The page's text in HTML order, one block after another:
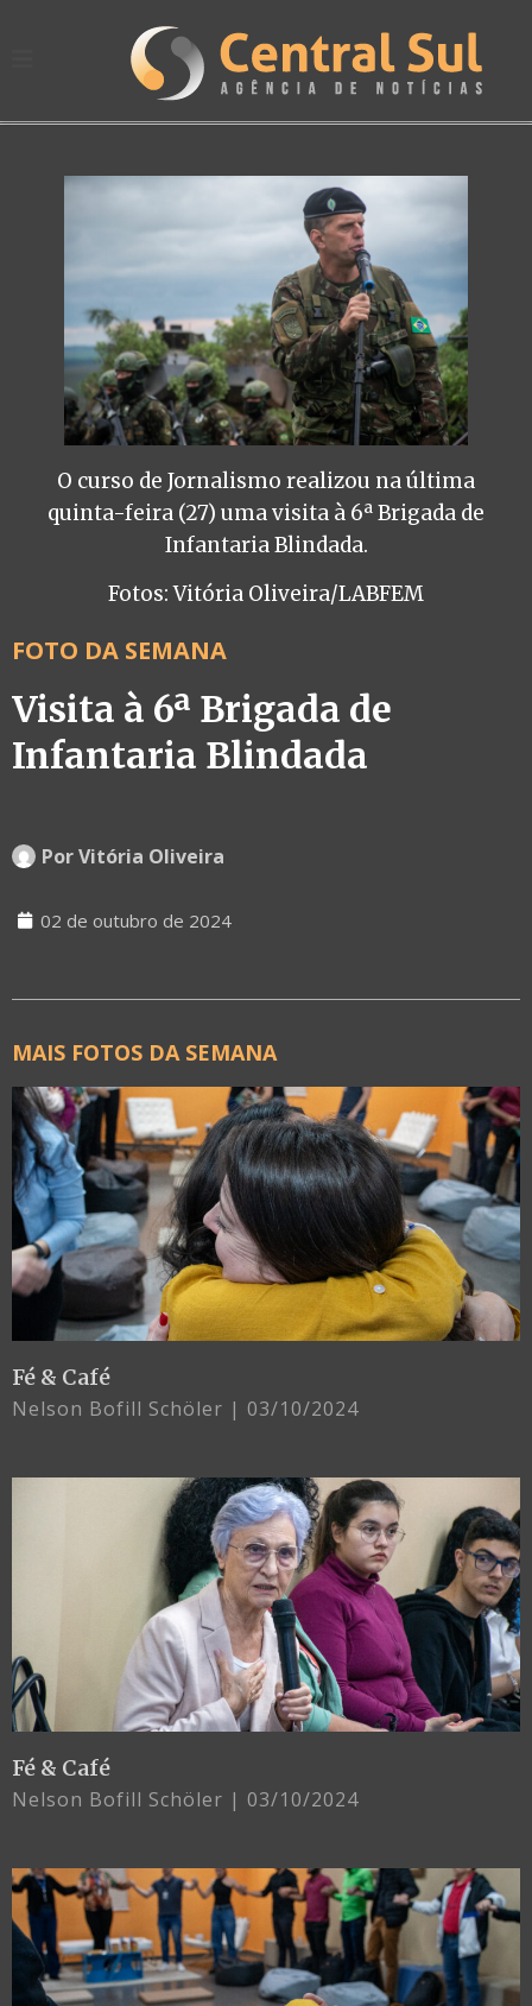
O curso de Jornalismo realizou na última
quinta-feira (27) uma visita à 6ª Brigada de
Infantaria Blindada.
Fotos: Vitória Oliveira/LABFEM
FOTO DA SEMANA
Visita à 6ª Brigada de
Infantaria Blindada
PorVitória Oliveira
02 de outubro de 2024
MAIS FOTOS DA SEMANA
Fé & Café
Nelson Bofill Schöler 03/10/2024
Fé & Café
Nelson Bofill Schöler 03/10/2024